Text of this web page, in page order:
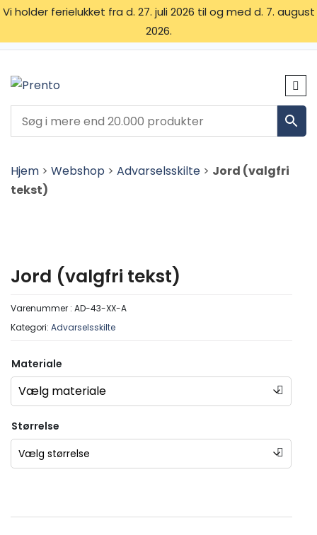
Vi holder ferielukket fra d. 27. juli 2026 til og med d. 7. august
2026.
OM OS
Hjem > Webshop > Advarselsskilte > Jord (valgfri
tekst)
Jord (valgfri tekst)
Varenummer : AD-43-XX-A
Kategori: Advarselsskilte
Materiale
Størrelse